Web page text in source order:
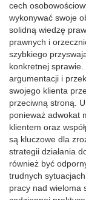
cech
wykonywać swoje
solidną wiedzę
prawnych i
szybkiego
konkretnej
argumentacji i
swojego klienta
przeciwną stroną.
ponieważ adwokat
klientem oraz
są kluczowe dla
strategii działania
również być
trudnych
pracy nad wieloma